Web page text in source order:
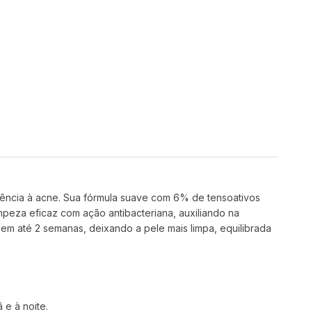
à acne. Sua fórmula suave com 6% de tensoativos
eficaz com ação antibacteriana, auxiliando na
até 2 semanas, deixando a pele mais limpa, equilibrada
e à noite.